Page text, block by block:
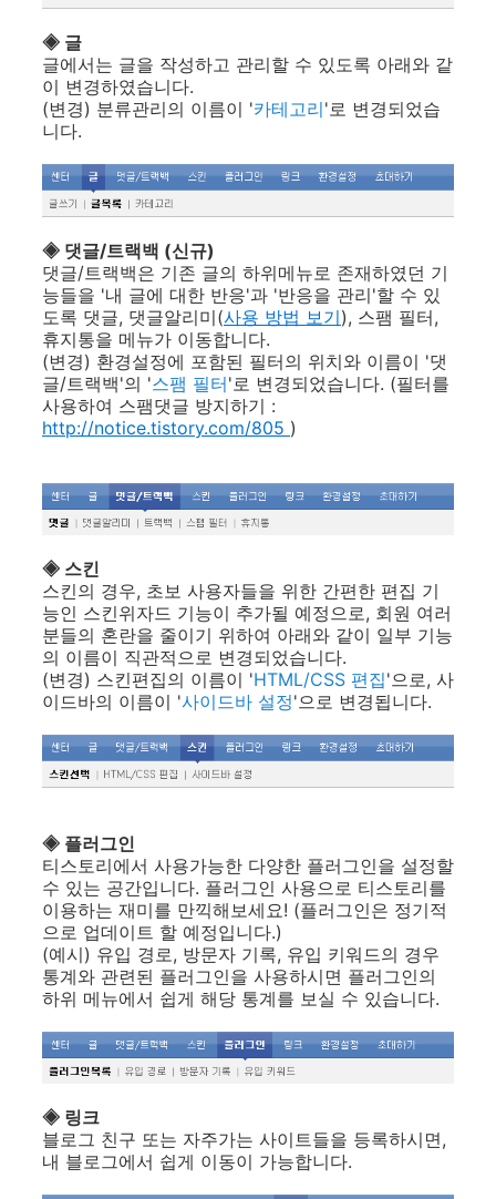
◈ 글
글에서는 글을 작성하고 관리할 수 있도록 아래와 같
이 변경하였습니다.
(변경) 분류관리의 이름이 '카테고리'로 변경되었습
니다.
◈ 댓글/트랙백 (신규)
댓글/트랙백은 기존 글의 하위메뉴로 존재하였던 기
능들을 '내 글에 대한 반응'과 '반응을 관리'할 수 있
도록 댓글, 댓글알리미(사용 방법 보기), 스팸 필터,
휴지통을 메뉴가 이동합니다.
(변경) 환경설정에 포함된 필터의 위치와 이름이 '댓
글/트랙백'의 '스팸 필터'로 변경되었습니다. (필터를
사용하여 스팸댓글 방지하기 :
http://notice.tistory.com/805 )
◈ 스킨
스킨의 경우, 초보 사용자들을 위한 간편한 편집 기
능인 스킨위자드 기능이 추가될 예정으로, 회원 여러
분들의 혼란을 줄이기 위하여 아래와 같이 일부 기능
의 이름이 직관적으로 변경되었습니다.
(변경) 스킨편집의 이름이 'HTML/CSS 편집'으로, 사
이드바의 이름이 '사이드바 설정'으로 변경됩니다.
◈ 플러그인
티스토리에서 사용가능한 다양한 플러그인을 설정할
수 있는 공간입니다. 플러그인 사용으로 티스토리를
이용하는 재미를 만끽해보세요! (플러그인은 정기적
으로 업데이트 할 예정입니다.)
(예시) 유입 경로, 방문자 기록, 유입 키워드의 경우
통계와 관련된 플러그인을 사용하시면 플러그인의
하위 메뉴에서 쉽게 해당 통계를 보실 수 있습니다.
◈ 링크
블로그 친구 또는 자주가는 사이트들을 등록하시면,
내 블로그에서 쉽게 이동이 가능합니다.